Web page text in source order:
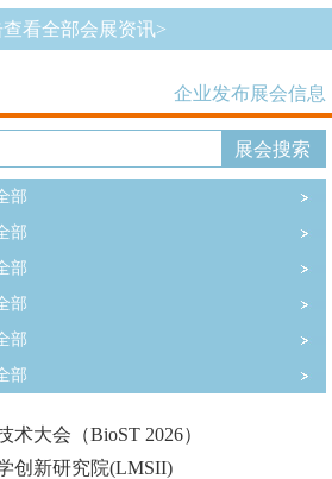
查看全部会展资讯>
企业发布展会信息
部
部
部
部
部
部
大会（BioST 2026）
创新研究院(LMSII)